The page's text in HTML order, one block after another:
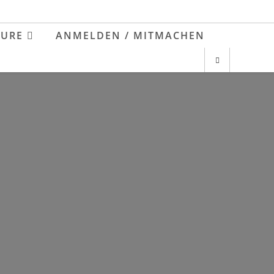
ANMELDEN / MITMACHEN